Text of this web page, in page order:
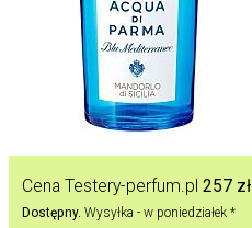
Cena Testery-perfum.pl 257 zł
Dostępny. Wysyłka - w poniedziałek *